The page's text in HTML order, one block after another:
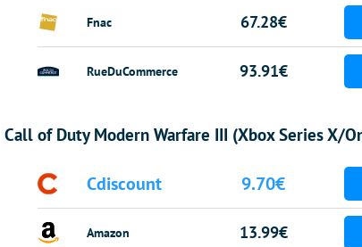
Fnac 67.28€
RueDuCommerce 93.91€
Call of Duty Modern Warfare III (Xbox Series X/
Cdiscount 9.70€
Amazon 13.99€